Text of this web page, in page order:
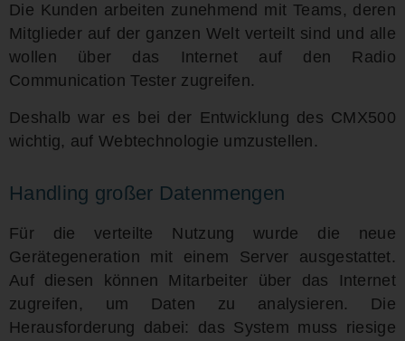
Die Kunden arbeiten zunehmend mit Teams, deren
Mitglieder auf der ganzen Welt verteilt sind und alle
wollen über das Internet auf den Radio
Communication Tester zugreifen.
Deshalb war es bei der Entwicklung des CMX500
wichtig, auf Webtechnologie umzustellen.
Handling großer Datenmengen
Für die verteilte Nutzung wurde die neue
Gerätegeneration mit einem Server ausgestattet.
Auf diesen können Mitarbeiter über das Internet
zugreifen, um Daten zu analysieren. Die
Herausforderung dabei: das System muss riesige